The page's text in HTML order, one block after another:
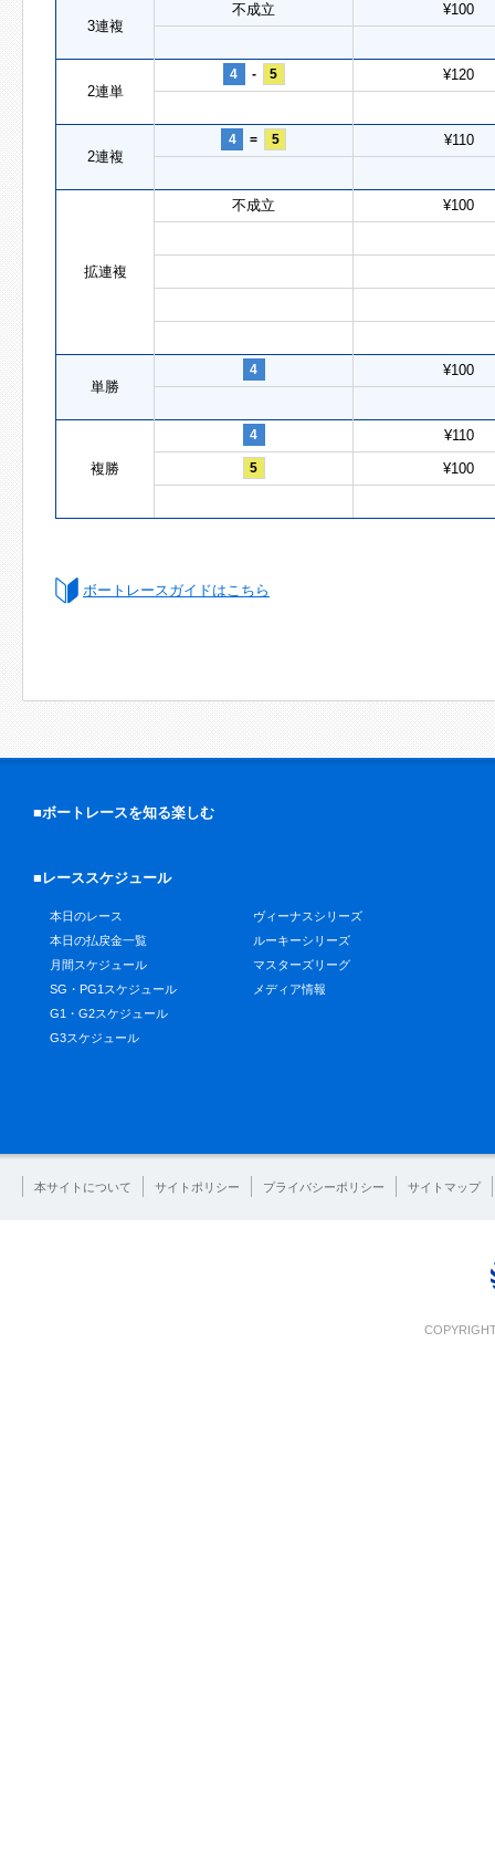
3連複
不成立 ¥100
2連単
4 - 5 ¥120
2連複
4 = 5 ¥110
拡連複
不成立 ¥100
単勝
4 ¥100
複勝
4 ¥110
5 ¥100
ボートレースガイドはこちら
■ボートレースを知る楽しむ
■レーススケジュール
本日のレース
本日の払戻金一覧
月間スケジュール
SG・PG1スケジュール
G1・G2スケジュール
G3スケジュール
ヴィーナスシリーズ
ルーキーシリーズ
マスターズリーグ
メディア情報
本サイトについて サイトポリシー プライバシーポリシー サイトマップ